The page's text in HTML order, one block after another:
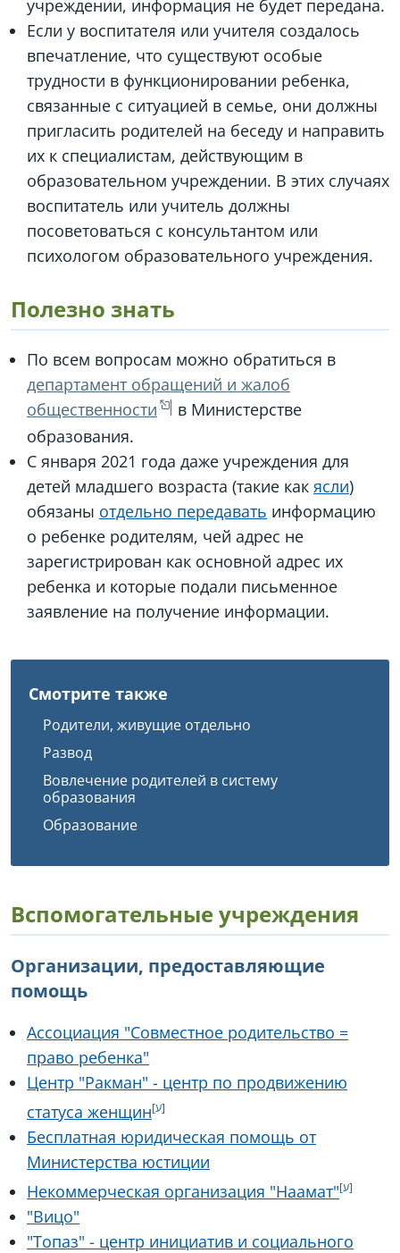
учреждении, информация не будет передана.
Если у воспитателя или учителя создалось
впечатление, что существуют особые
трудности в функционировании ребенка,
связанные с ситуацией в семье, они должны
пригласить родителей на беседу и направить
их к специалистам, действующим в
образовательном учреждении. В этих случаях
воспитатель или учитель должны
посоветоваться с консультантом или
психологом образовательного учреждения.
Полезно знать
По всем вопросам можно обратиться в
департамент обращений и жалоб
общественности
в Министерстве
образования.
С января 2021 года даже учреждения для
детей младшего возраста (такие как ясли)
обязаны отдельно передавать информацию
о ребенке родителям, чей адрес не
зарегистрирован как основной адрес их
ребенка и которые подали письменное
заявление на получение информации.
Смотрите также
Родители, живущие отдельно
Развод
Вовлечение родителей в систему
образования
Образование
Вспомогательные учреждения
Организации, предоставляющие
помощь
Ассоциация "Совместное родительство =
право ребенка"
Центр "Ракман" - центр по продвижению
статуса женщин
Бесплатная юридическая помощь от
Министерства юстиции
Некоммерческая организация "Наамат"
"Вицо"
"Топаз" - центр инициатив и социального